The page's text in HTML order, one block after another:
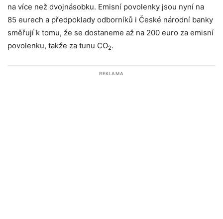
na více než dvojnásobku. Emisní povolenky jsou nyní na
85 eurech a předpoklady odborníků i České národní banky
směřují k tomu, že se dostaneme až na 200 euro za emisní
povolenku, takže za tunu CO2.
REKLAMA